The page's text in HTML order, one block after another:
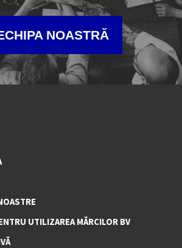
NOASTRĂ
UTILIZAREA MĂRCILOR BV